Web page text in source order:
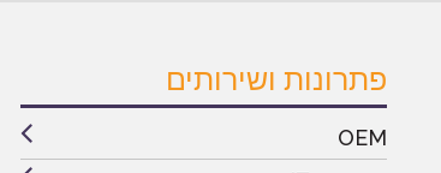
פתרונות ושירותים
OEM